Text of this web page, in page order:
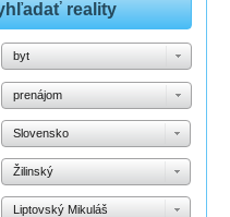
byt
prenájom
Slovensko
Žilinský
Liptovský Mikuláš